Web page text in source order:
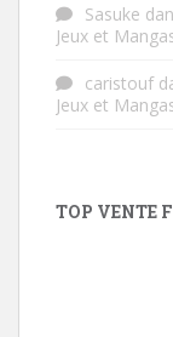
Sasuke
Jeux et
caristouf
Jeux et
TOP VENTE